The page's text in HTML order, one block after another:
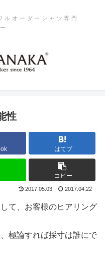
ルオーダーシャツ専門
性
はてブ
コピー
2017.05.03 2017.04.22
て、お客様のヒアリング
極論すれば採寸は誰にで